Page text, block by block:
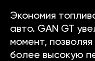
Экономия
авто. GAN GT
момент,
более высокую